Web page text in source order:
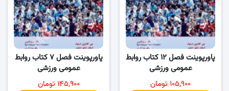
پاورپوینت فصل ۱۲ کتاب روابط
عمومی ورزشی
۱۰۵,۹۰۰ تومان
پاورپوینت فصل ۷ کتاب روابط
عمومی ورزشی
۱۴۵,۹۰۰ تومان